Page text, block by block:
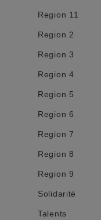
Region 11
Region 2
Region 3
Region 4
Region 5
Region 6
Region 7
Region 8
Region 9
Solidarité
Talents